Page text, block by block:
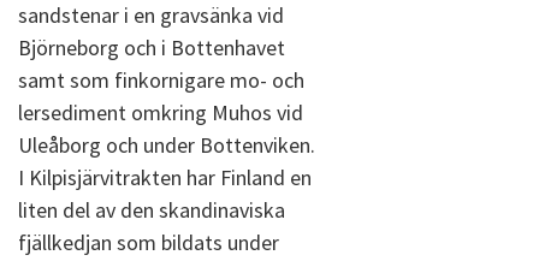
sandstenar i en gravsänka vid
Björneborg och i Bottenhavet
samt som finkornigare mo- och
lersediment omkring Muhos vid
Uleåborg och under Bottenviken.
I Kilpisjärvitrakten har Finland en
liten del av den skandinaviska
fjällkedjan som bildats under